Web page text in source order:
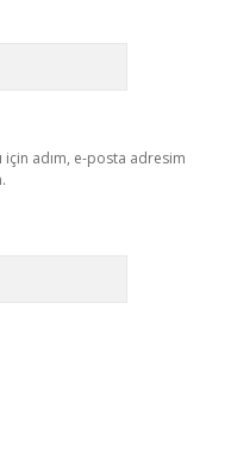
için adım, e-posta adresim